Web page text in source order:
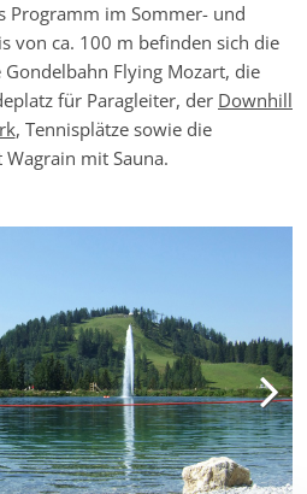
Programm im Sommer- und
von ca. 100 m befinden sich die
Flying Mozart, die
für Paragleiter, der Downhill
, Tennisplätze sowie die
Wagrain mit Sauna.